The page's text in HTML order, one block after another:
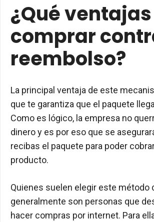
¿Qué
comprar
reembolso?
La principal ventaja de este
que te garantiza que el paquete
Como es lógico, la empresa no
dinero y es por eso que se
recibas el paquete para poder
producto.
Quienes suelen elegir este método
generalmente son personas que
hacer compras por internet. Para